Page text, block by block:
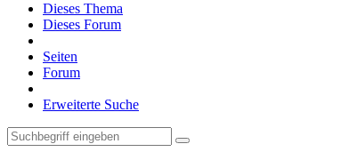
Dieses Thema
Dieses Forum
Seiten
Forum
Erweiterte Suche